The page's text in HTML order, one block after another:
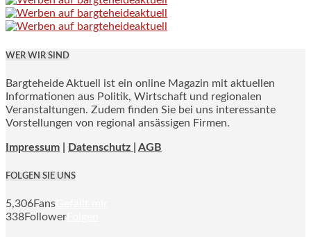
WER WIR SIND
Bargteheide Aktuell ist ein online Magazin mit aktuellen
Informationen aus Politik, Wirtschaft und regionalen
Veranstaltungen. Zudem finden Sie bei uns interessante
Vorstellungen von regional ansässigen Firmen.
Impressum Datenschutz | AGB
FOLGEN SIE UNS
5,306Fans
338Follower